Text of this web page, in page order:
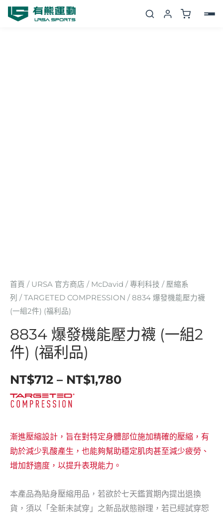
首頁 / URSA 官方商店 / McDavid / 專利科技 / 壓縮系
列 / TARGETED COMPRESSION / 8834 爆發機能壓力襪
(一組2件) (福利品)
8834 爆發機能壓力襪 (一組2
件) (福利品)
NT$712 – NT$1,780
漸進壓縮設計，旨在對特定身體部位施加精確的壓縮，有
助於減少乳酸產生，也能夠幫助穩定肌肉甚至減少疲勞、
增加舒適度，以提升表現能力。
本產品為貼身壓縮用品，若欲於七天鑑賞期內提出退換
貨，須以「全新未試穿」之新品狀態辦理，若已經試穿恕
數
量